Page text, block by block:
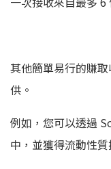
其他簡單易行的賺
供。
例如，您可以透過
中，並獲得流動性